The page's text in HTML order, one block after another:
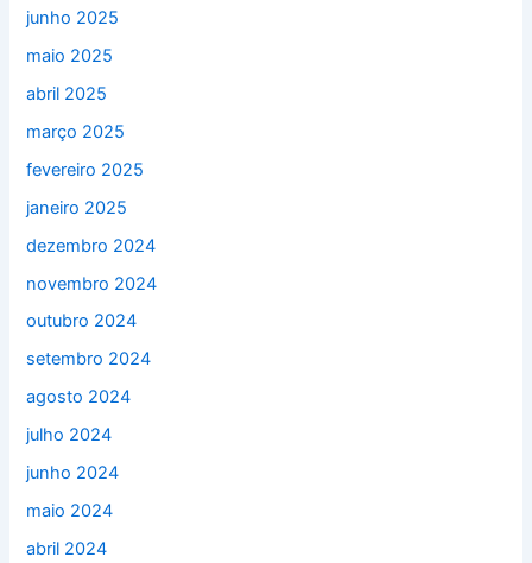
junho 2025
maio 2025
abril 2025
março 2025
fevereiro 2025
janeiro 2025
dezembro 2024
novembro 2024
outubro 2024
setembro 2024
agosto 2024
julho 2024
junho 2024
maio 2024
abril 2024